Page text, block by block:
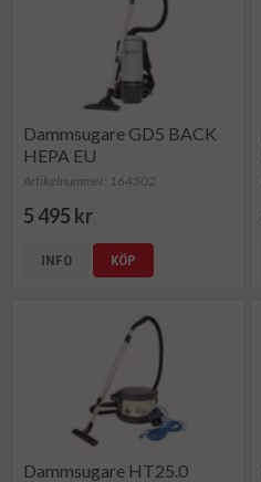
Dammsugare GD5 BACK
HEPA EU
Artikelnummer: 164502
5 495 kr
INFO KÖP
Dammsugare HT25.0